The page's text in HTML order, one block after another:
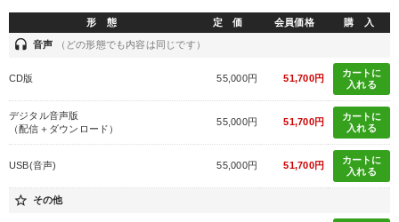
形 態 定 価 会員価格 購 入
headset 音声 （どの形態でも内容は同じです）
CD版 55,000円 51,700円
カートに
入れる
デジタル音声版
（配信＋ダウンロード）
55,000円 51,700円
カートに
入れる
USB(音声) 55,000円 51,700円
カートに
入れる
star_border その他